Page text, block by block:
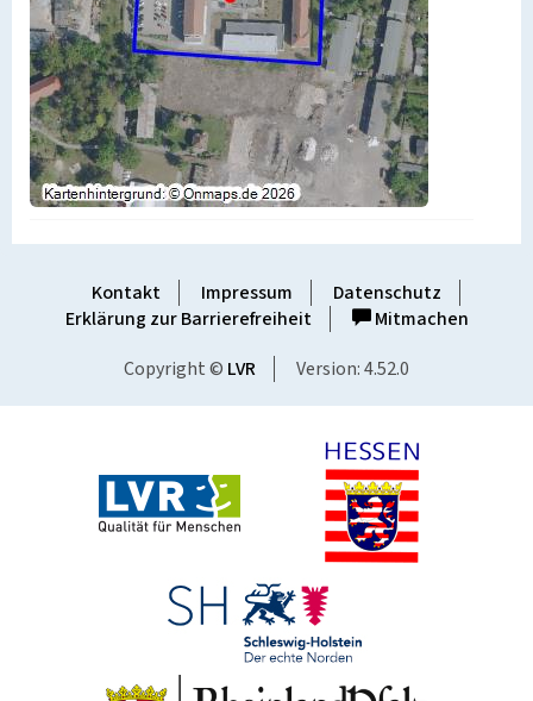
Kontakt Impressum
Datenschutz
Erklärung zur Barrierefreiheit
Mitmachen
Copyright © LVR Version: 4.52.0